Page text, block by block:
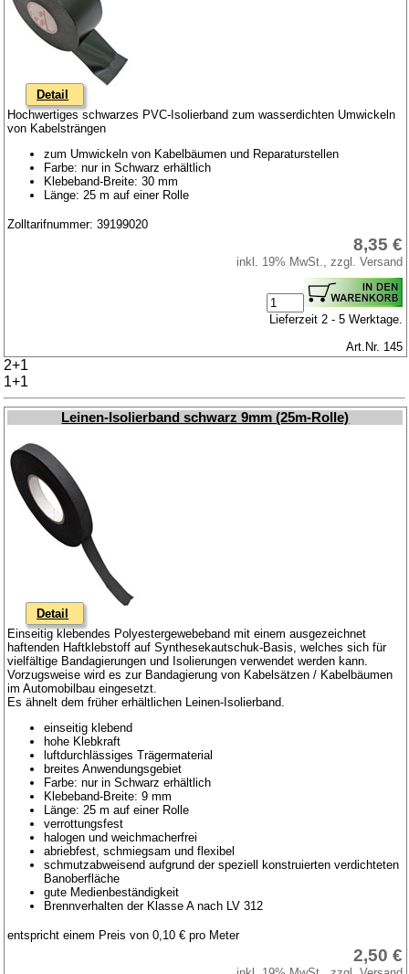
Detail
Hochwertiges schwarzes PVC-Isolierband zum wasserdichten Umwickeln
von Kabelsträngen
zum Umwickeln von Kabelbäumen und Reparaturstellen
Farbe: nur in Schwarz erhältlich
Klebeband-Breite: 30 mm
Länge: 25 m auf einer Rolle
Zolltarifnummer: 39199020
8,35 €
inkl. 19% MwSt., zzgl. Versand
Lieferzeit 2 - 5 Werktage.
Art.Nr. 145
2+1
1+1
Leinen-Isolierband schwarz 9mm (25m-Rolle)
Detail
Einseitig klebendes Polyestergewebeband mit einem ausgezeichnet
haftenden Haftklebstoff auf Synthesekautschuk-Basis, welches sich für
vielfältige Bandagierungen und Isolierungen verwendet werden kann.
Vorzugsweise wird es zur Bandagierung von Kabelsätzen / Kabelbäumen
im Automobilbau eingesetzt.
Es ähnelt dem früher erhältlichen Leinen-Isolierband.
einseitig klebend
hohe Klebkraft
luftdurchlässiges Trägermaterial
breites Anwendungsgebiet
Farbe: nur in Schwarz erhältlich
Klebeband-Breite: 9 mm
Länge: 25 m auf einer Rolle
verrottungsfest
halogen und weichmacherfrei
abriebfest, schmiegsam und flexibel
schmutzabweisend aufgrund der speziell konstruierten verdichteten
Banoberfläche
gute Medienbeständigkeit
Brennverhalten der Klasse A nach LV 312
entspricht einem Preis von 0,10 € pro Meter
2,50 €